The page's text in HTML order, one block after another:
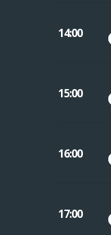
14:00
15:00
16:00
17:00